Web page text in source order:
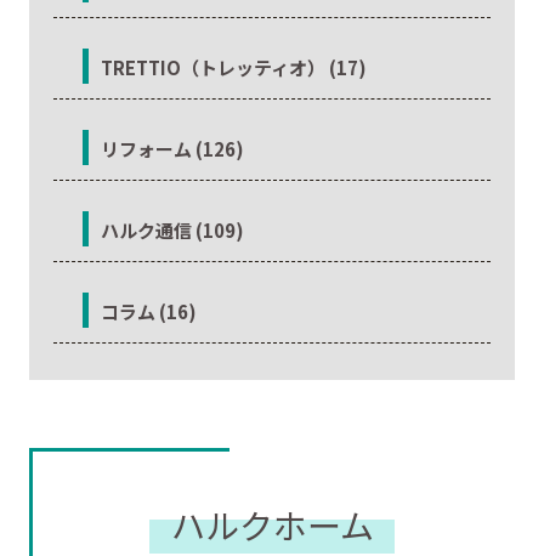
TRETTIO（トレッティオ） (17)
リフォーム (126)
ハルク通信 (109)
コラム (16)
ハルクホーム